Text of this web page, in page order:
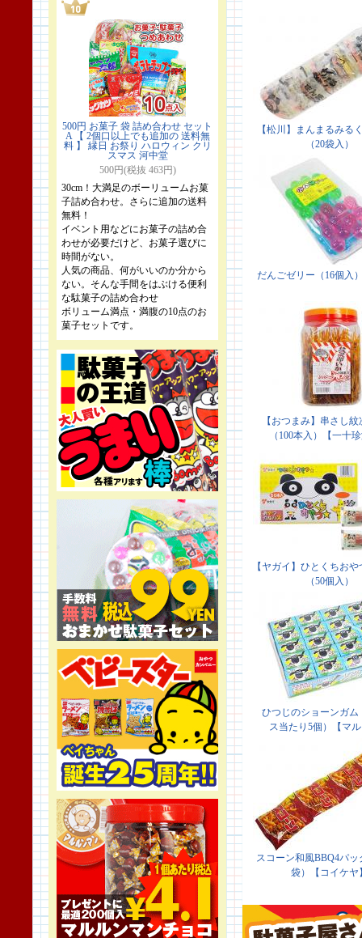
500円 お菓子 袋 詰め合わせ セット
A 【 2個口以上でも追加の 送料無
料 】 縁日 お祭り ハロウィン クリ
スマス 河中堂
500円(税抜 463円)
30cm！大満足のボーリュームお菓
子詰め合わせ。さらに追加の送料
無料！
イベント用などにお菓子の詰め合
わせが必要だけど、お菓子選びに
時間がない。
人気の商品、何がいいのか分から
ない。そんな手間をはぶける便利
な駄菓子の詰め合わせ
ボリューム満点・満腹の10点のお
菓子セットです。